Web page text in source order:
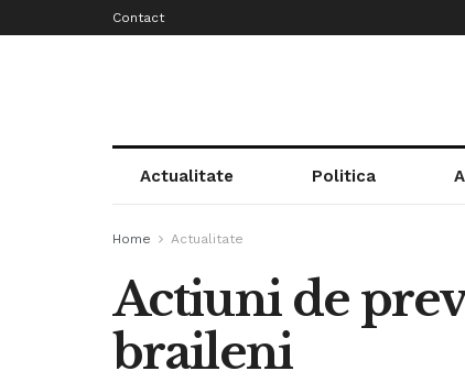
Contact
Actualitate Politica
Home Actualitate
Actiuni de
braileni